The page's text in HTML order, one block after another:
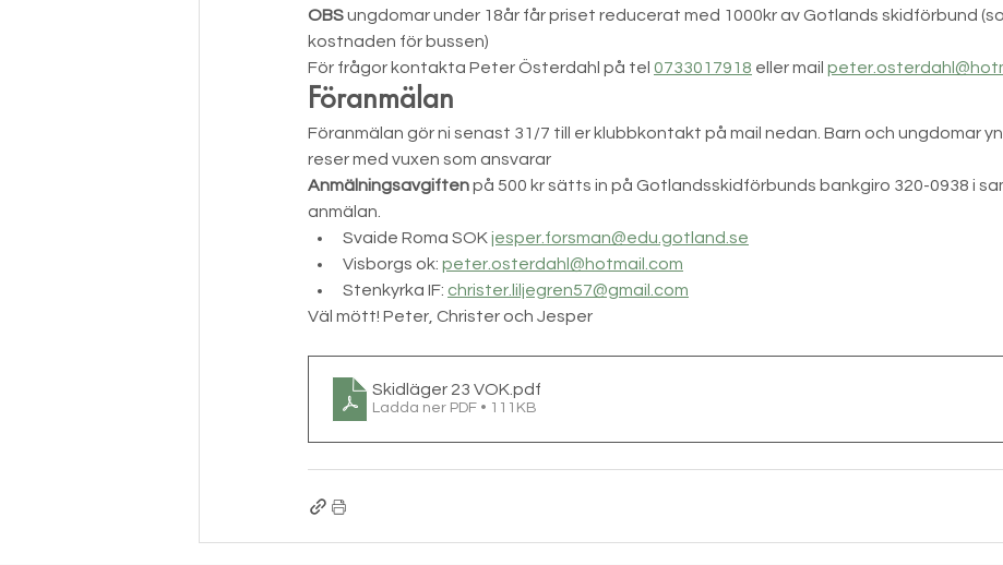
OBS ungdomar under 18år får priset reducerat med 1000kr av Gotlands skidförbund
kostnaden för bussen)
För frågor kontakta Peter Österdahl på tel 0733017918 eller mail
Föranmälan
Föranmälan gör ni senast 31/7 till er klubbkontakt på mail nedan. Barn och ungdomar
reser med vuxen som ansvarar
Anmälningsavgiften på 500 kr sätts in på Gotlandsskidförbunds bankgiro 320-0938 i
anmälan.
Svaide Roma SOK jesper.forsman@edu.gotland.se
Visborgs ok: peter.osterdahl@hotmail.com
Stenkyrka IF: christer.liljegren57@gmail.com
Väl mött! Peter, Christer och Jesper
Skidläger 23 VOK.pdf
Ladda ner PDF • 111KB